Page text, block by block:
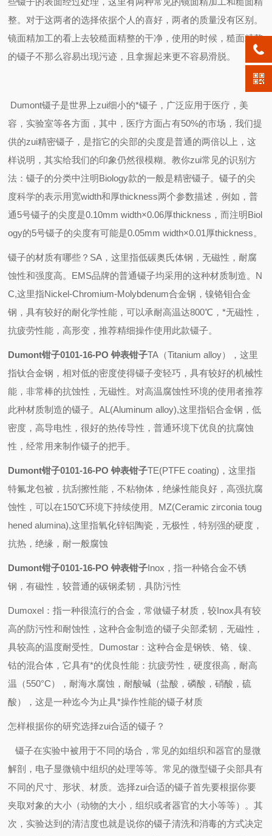
整。对于这两者的选择依据个人的喜好，两者的质量没有区别。
镜面精加工的看上去较糙面精整的干净，使用的时候，糙面精整
的镊子不那么容易出现污迹，且拿握起来更不容易滑脱。
Dumont镊子是世界上zui细小的*镊子，广泛应用于医疗，美
容，实验室等各方面，其中，医疗方面占有50%的市场，我们提
供的zui精密镊子，是指它的尖部的尖度是普通的两倍以上，这
样说明，其实给我们的印象仍然很模糊。教你zui常见的识别方
法：镊子的分类中注明Biology款的一般是精密镊子。镊子的尖
度科学的表示用宽width和厚thickness两个参数描述，例如，普
通5号镊子的尖度是0.10mm width×0.06厚thickness，而注明Biol
ogy的5号镊子的尖度有可能是0.05mm width×0.01厚thickness。
镊子的材质有哪些？ SA ，这里指低碳奥氏体钢，无磁性，耐腐
蚀性和强度高。 EMS品牌的普通镊子均采用的这种材质制造。 N
C,这里指Nickel-Chromium-Molybdenum合金钢，镍铬钼合金
钢，具有较好的耐化学性能，可以承耐高温达800℃，*无磁性，
抗疲劳性能，高形变，推荐精细操作使用此款镊子。
Dumont钳子0101-16-PO 钟表钳子TA （Titanium alloy），这里
指钛合金钢，相对低的密度使得镊子变轻巧，具有较好的机械性
能，非常棒的抗蚀性，无磁性。对高温腐蚀性环境的使用者推荐
此种材质制造的镊子。AL(Aluminum alloy),这里指铝合金钢，低
密度，高导电性，很好的热传导性，普通环境下优良的抗腐蚀
性，经常用来制作镊子的把手。
Dumont钳子0101-16-PO 钟表钳子TE(PTFE coating) ，这里指
特氟龙包被，抗刮擦性能，不粘物体，绝缘性能良好，高强抗腐
蚀性，可以在150℃环境下持续使用。 MZ(Ceramic zirconia toug
hened alumina),这里指氧化锌铝陶瓷，无极性，特别强的硬度，
抗热，绝缘，耐一般腐蚀
Dumont钳子0101-16-PO 钟表钳子Inox ，指一种铬合金不锈
钢，有磁性，较普通的碳钢柔韧，具防污性
Dumoxel ：指一种很流行的合金，常做镊子材质，较Inox具有较
高的防污性和耐蚀性，这种合金制造的镊子尖部柔韧，无磁性，
具较高的温度耐受性。 Dumostar ：这种合金是钢铁、铬、镍、
钴的混合体，它具有*的优良性能：抗疲劳性，硬度很高，耐高
温（550°C），耐海水腐蚀，耐酸碱（盐酸，磷酸，硝酸，硫
酸），这是一种迄今为止具*操作性能的镊子材质
怎样根据你的研究选择zui合适的镊子？
镊子在实验中被用于不同的场合，常见的如组织和器官的显微
解剖，电子显微镜中组织的处理等等。常见的微型镊子尖部具有
不同的尺寸、形状、材质。选择zui合适的镊子首先要根据你要
夹取对象的大小（动物的大小，组织或者器官的大小等等）。其
次，实验达到的清洁度也就是说你的镊子清洗和消毒的方式决定